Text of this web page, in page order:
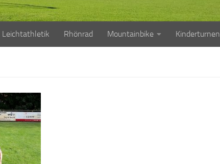
Leichtathletik Rhönrad Mountainbike Kinderturnen